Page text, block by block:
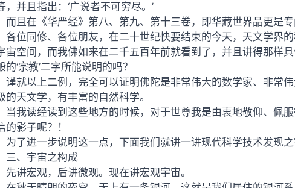
，并且指出：‘广说者不可穷尽。’
而且在《华严经》第八、第九、第十三卷，即华藏世界品更是
各位同修、各位朋友，在二十世纪快要结束的今天，天文学界
宙空间，而我佛如来在二千五百年前就看到了，并且讲得那样
的‘宗教’二字所能说明的吗？
谨就以上二例，完全可以证明佛陀是非常伟大的数学家、非常
的天文学，有丰富的自然科学。
当我读经读到这些地方的时候，对于世尊我是由衷地敬仰、佩
的影子呢？！
为了进一步说明这一点，下面我们就讲一讲现代科学技术发现之
三、宇宙之构成
先讲宏观，后讲微观。现在讲宏观宇宙。